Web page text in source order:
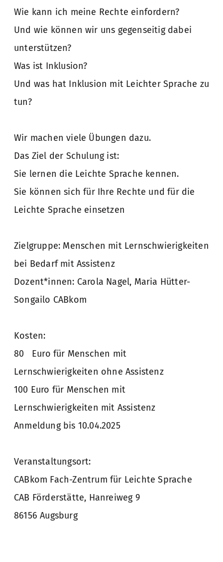
Wie kann ich meine Rechte einfordern?
Und wie können wir uns gegenseitig dabei
unterstützen?
Was ist Inklusion?
Und was hat Inklusion mit Leichter Sprache zu
tun?
Wir machen viele Übungen dazu.
Das Ziel der Schulung ist:
Sie lernen die Leichte Sprache kennen.
Sie können sich für Ihre Rechte und für die
Leichte Sprache einsetzen
Zielgruppe: Menschen mit Lernschwierigkeiten
bei Bedarf mit Assistenz
Dozent*innen: Carola Nagel, Maria Hütter-
Songailo CABkom
Kosten:
80 Euro für Menschen mit
Lernschwierigkeiten ohne Assistenz
100 Euro für Menschen mit
Lernschwierigkeiten mit Assistenz
Anmeldung bis 10.04.2025
Veranstaltungsort:
CABkom Fach-Zentrum für Leichte Sprache
CAB Förderstätte, Hanreiweg 9
86156 Augsburg